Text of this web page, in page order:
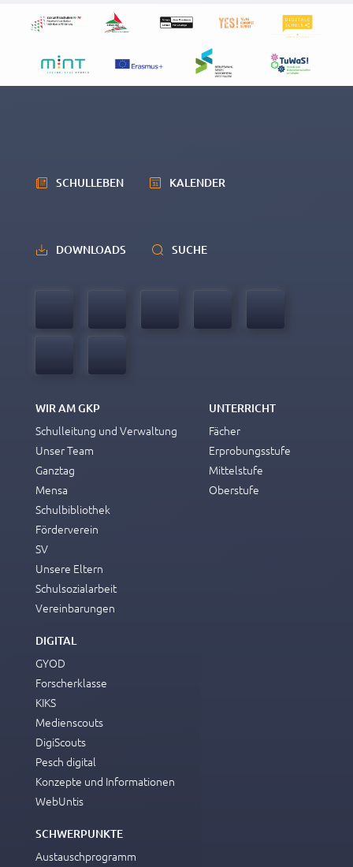
SCHULLEBEN KALENDER
DOWNLOADS SUCHE
WIR AM GKP
Schulleitung und Verwaltung
Unser Team
Ganztag
Mensa
Schulbibliothek
Förderverein
SV
Unsere Eltern
Schulsozialarbeit
Vereinbarungen
UNTERRICHT
Fächer
Erprobungsstufe
Mittelstufe
Oberstufe
DIGITAL
GYOD
Forscherklasse
KIKS
Medienscouts
DigiScouts
Pesch digital
Konzepte und Informationen
WebUntis
SCHWERPUNKTE
Austauschprogramm